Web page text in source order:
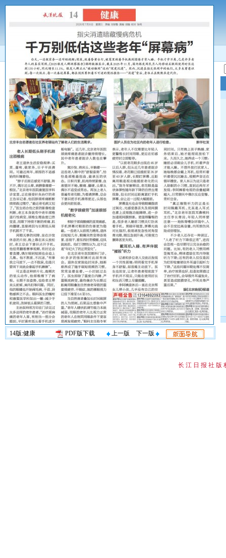
14版:健康 PDF版下载 上一版 下一版
长 江 日 报 社 版